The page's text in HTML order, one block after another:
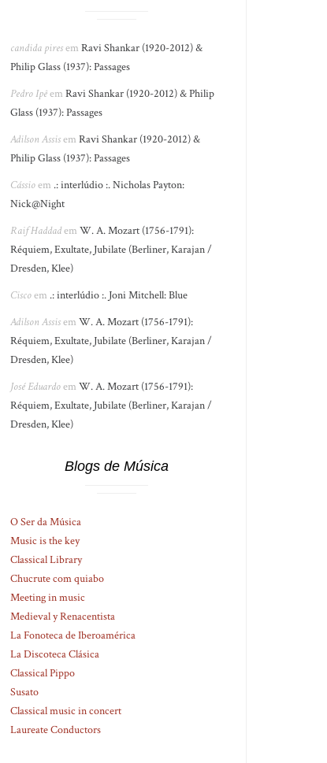
candida piresemRavi Shankar (1920-2012) &
Philip Glass (1937): Passages
Pedro IpêemRavi Shankar (1920-2012) & Philip
Glass (1937): Passages
Adilson AssisemRavi Shankar (1920-2012) &
Philip Glass (1937): Passages
Cássioem .: interlúdio :. Nicholas Payton:
Nick@Night
Raif HaddademW. A. Mozart (1756-1791):
Réquiem, Exultate, Jubilate (Berliner, Karajan /
Dresden, Klee)
Ciscoem .: interlúdio :. Joni Mitchell: Blue
Adilson AssisemW. A. Mozart (1756-1791):
Réquiem, Exultate, Jubilate (Berliner, Karajan /
Dresden, Klee)
José EduardoemW. A. Mozart (1756-1791):
Réquiem, Exultate, Jubilate (Berliner, Karajan /
Dresden, Klee)
Blogs de Música
O Ser da Música
Music is the key
Classical Library
Chucrute com quiabo
Meeting in music
Medieval y Renacentista
La Fonoteca de Iberoamérica
La Discoteca Clásica
Classical Pippo
Susato
Classical music in concert
Laureate Conductors